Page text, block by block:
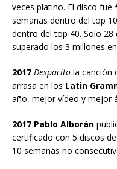
veces platino. El disco
semanas dentro del top
dentro del top 40. Solo 28
superado los 3 millones en
2017 Despacito la canción
arrasa en los Latin
año, mejor vídeo y mejor
2017 Pablo Alborán
certificado con 5 discos
10 semanas no